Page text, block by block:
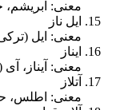
معنی: ابریشم،
ایل ناز
معنی: ایل
ایناز
معنی: آیناز،
آتلاز
معنی: اطلس،